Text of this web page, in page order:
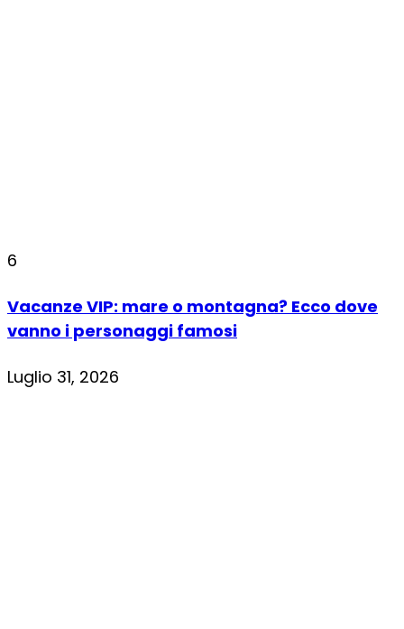
6
Vacanze VIP: mare o montagna? Ecco dove
vanno i personaggi famosi
Luglio 31, 2026